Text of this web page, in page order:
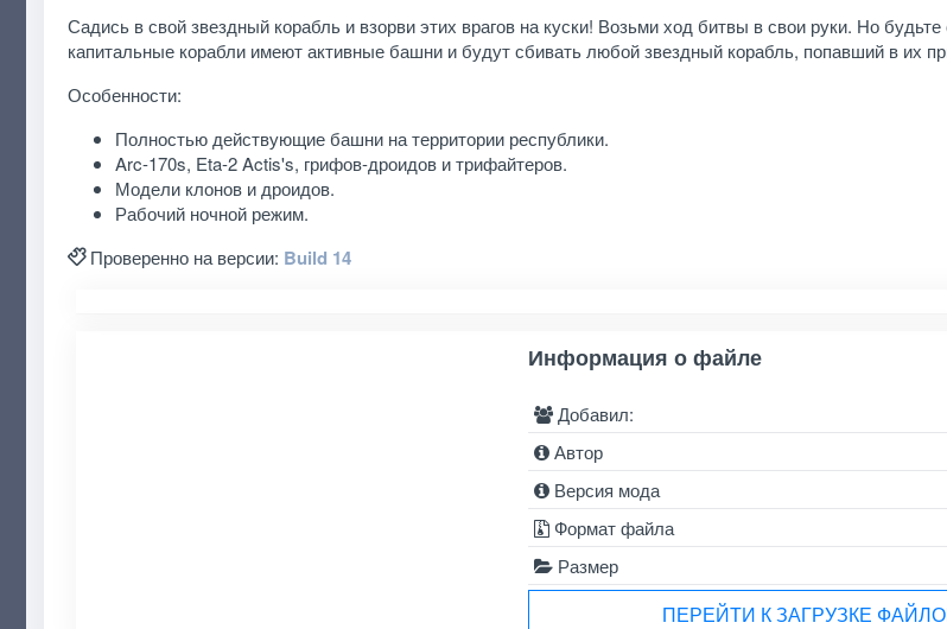
Садись в свой звездный корабль и взорви этих врагов на куски! Возьми ход битвы в свои руки. Но будьте
капитальные корабли имеют активные башни и будут сбивать любой звездный корабль, попавший в их
Особенности:
Полностью действующие башни на территории республики.
Arc-170s, Eta-2 Actis's, грифов-дроидов и трифайтеров.
Модели клонов и дроидов.
Рабочий ночной режим.
Проверенно на версии: Build 14
Информация о файле
Добавил:
Автор
Версия мода
Формат файла
Размер
ПЕРЕЙТИ К ЗАГРУЗКЕ